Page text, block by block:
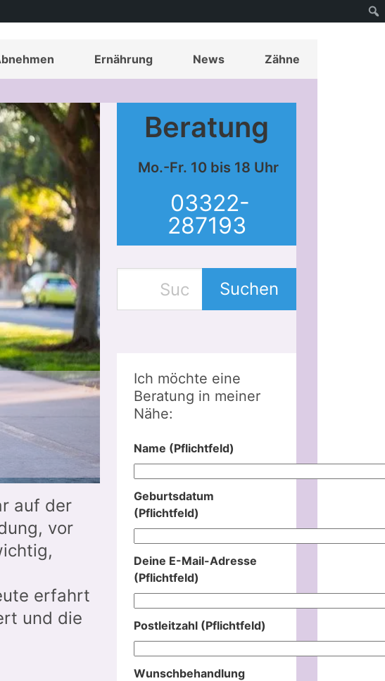
Ernährung News Zähne
auf der
vor
erfahrt
und die
Beratung
Mo.-Fr. 10 bis 18 Uhr
03322-
287193
Suchen
Ich möchte eine
Beratung in meiner
Nähe:
Name (Pflichtfeld)
Geburtsdatum
(Pflichtfeld)
Deine E-Mail-Adresse
(Pflichtfeld)
Postleitzahl (Pflichtfeld)
Wunschbehandlung